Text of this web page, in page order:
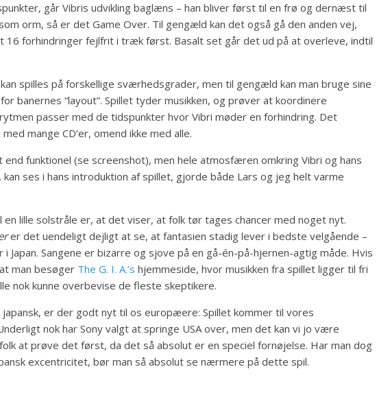
går Vibris udvikling baglæns – han bliver først til en frø og dernæst til
orm, så er det Game Over. Til gengæld kan det også gå den anden vej,
16 forhindringer fejlfrit i træk først. Basalt set går det ud på at overleve, indtil
spilles på forskellige sværhedsgrader, men til gengæld kan man bruge sine
banernes “layout”. Spillet tyder musikken, og prøver at koordinere
passer med de tidspunkter hvor Vibri møder en forhindring. Det
mange CD’er, omend ikke med alle.
end funktionel (se screenshot), men hele atmosfæren omkring Vibri og hans
kan ses i hans introduktion af spillet, gjorde både Lars og jeg helt varme
lille solstråle er, at det viser, at folk tør tages chancer med noget nyt.
er det uendeligt dejligt at se, at fantasien stadig lever i bedste velgående –
Japan. Sangene er bizarre og sjove på en gå-én-på-hjernen-agtig måde. Hvis
man besøger The G. I. A.’s hjemmeside, hvor musikken fra spillet ligger til fri
nok kunne overbevise de fleste skeptikere.
er der godt nyt til os europæere: Spillet kommer til vores
nok har Sony valgt at springe USA over, men det kan vi jo være
at prøve det først, da det så absolut er en speciel fornøjelse. Har man dog
excentricitet, bør man så absolut se nærmere på dette spil.